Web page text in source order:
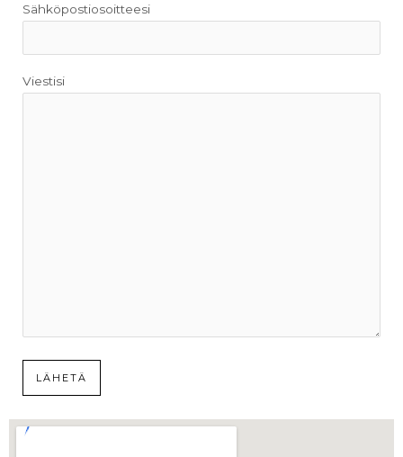
Sähköpostiosoitteesi
Viestisi